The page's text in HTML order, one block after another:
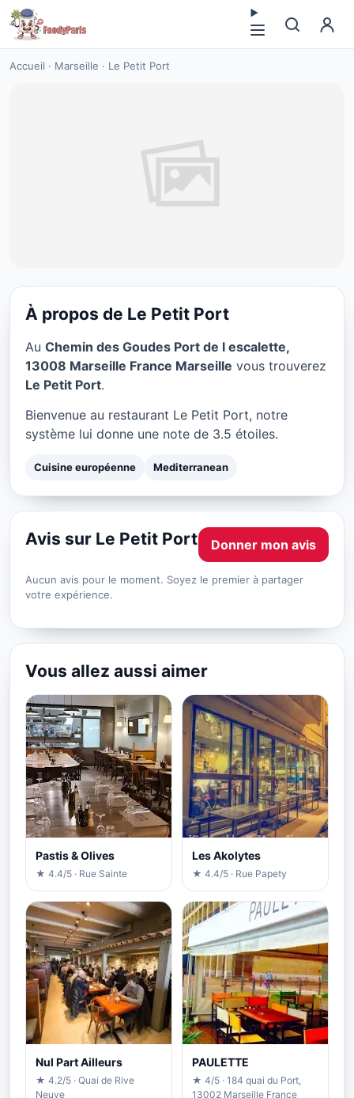
Accueil · Marseille · Le Petit Port
Le Petit Port à Marseille
★ 3.5/5
À propos de Le Petit Port
Au Chemin des Goudes Port de l escalette,
13008 Marseille France Marseille vous trouverez
Le Petit Port.
Bienvenue au restaurant Le Petit Port, notre
système lui donne une note de 3.5 étoiles.
Cuisine européenne Mediterranean
Avis sur Le Petit Port Donner mon avis
Aucun avis pour le moment. Soyez le premier à partager
votre expérience.
Vous allez aussi aimer
Pastis & Olives
★ 4.4/5 · Rue Sainte
Les Akolytes
★ 4.4/5 · Rue Papety
Nul Part Ailleurs
★ 4.2/5 · Quai de Rive
Neuve
PAULETTE
★ 4/5 · 184 quai du Port,
13002 Marseille France